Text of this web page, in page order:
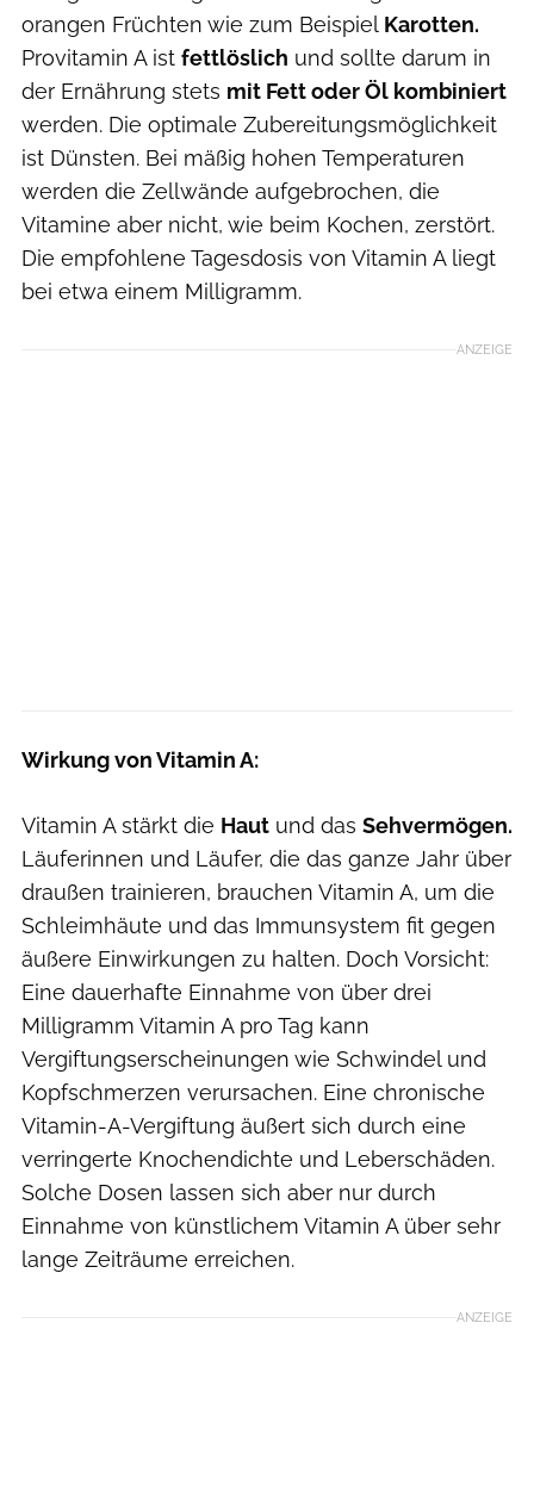
orangen Früchten wie zum Beispiel Karotten.
Provitamin A ist fettlöslich und sollte darum in
der Ernährung stets mit Fett oder Öl kombiniert
werden. Die optimale Zubereitungsmöglichkeit
ist Dünsten. Bei mäßig hohen Temperaturen
werden die Zellwände aufgebrochen, die
Vitamine aber nicht, wie beim Kochen, zerstört.
Die empfohlene Tagesdosis von Vitamin A liegt
bei etwa einem Milligramm.
ANZEIGE
Wirkung von Vitamin A:
Vitamin A stärkt die Haut und das Sehvermögen.
Läuferinnen und Läufer, die das ganze Jahr über
draußen trainieren, brauchen Vitamin A, um die
Schleimhäute und das Immunsystem fit gegen
äußere Einwirkungen zu halten. Doch Vorsicht:
Eine dauerhafte Einnahme von über drei
Milligramm Vitamin A pro Tag kann
Vergiftungserscheinungen wie Schwindel und
Kopfschmerzen verursachen. Eine chronische
Vitamin-A-Vergiftung äußert sich durch eine
verringerte Knochendichte und Leberschäden.
Solche Dosen lassen sich aber nur durch
Einnahme von künstlichem Vitamin A über sehr
lange Zeiträume erreichen.
ANZEIGE